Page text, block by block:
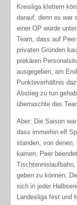
Kreisliga klettern
darauf, denn es war
einer OP würde
Team, dass auf
privaten Gründen
prekären
ausgegeben, am
Punkteverhältnis
Abstieg zu tun
überraschte das
Aber: Die Saison
dass immerhin elf
standen, von
kamen. Peer
geben zu können.
sich in jeder
Landesliga fest und